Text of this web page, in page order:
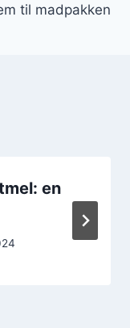
til madpakken
en